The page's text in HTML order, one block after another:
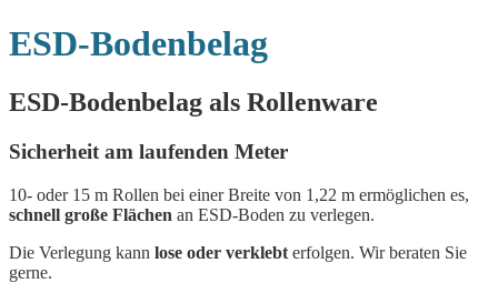
ESD-Bodenbelag
ESD-Bodenbelag als Rollenware
Sicherheit am laufenden Meter
10- oder 15 m Rollen bei einer Breite von 1,22 m ermöglichen es,
schnell große Flächen an ESD-Boden zu verlegen.
Die Verlegung kann lose oder verklebt erfolgen. Wir beraten Sie
gerne.